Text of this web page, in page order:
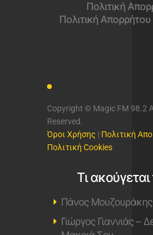
Πολιτική
Πολιτική
Copyright © Magic FM 98.2
Reserved.
Όροι Χρήσης | Πολιτική
Πολιτική Cookies
Τι
Πάνος Μουζουράκης
Γιώργος Γιαννιάς –